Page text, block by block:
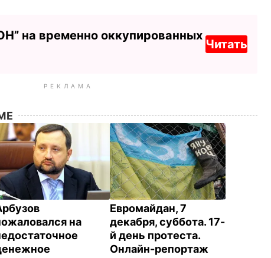
на временно оккупированных
Читать
РЕКЛАМА
на
Евромайдан, 7
декабря, суббота. 17-
й день протеста.
Онлайн-репортаж